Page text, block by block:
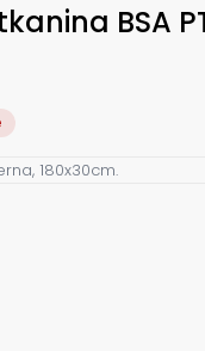
BSA
180x30cm.